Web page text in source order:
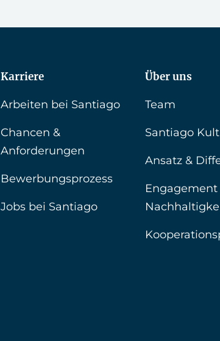
Karriere
Arbeiten bei Santiago
Chancen &
Anforderungen
Bewerbungsprozess
Jobs bei Santiago
Über uns
Team
Santiago
Ansatz &
Engagement